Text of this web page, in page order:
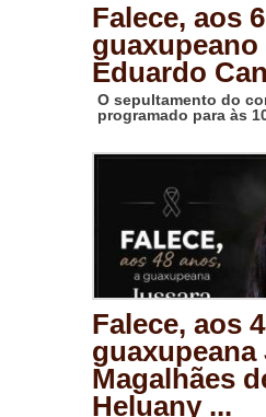
Falece, aos
guaxupeano
Eduardo
O sepultamento do
programado para às
Falece, aos
guaxupeana
Magalhães
Heluany ...